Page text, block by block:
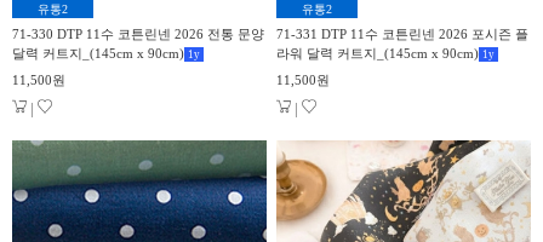
유통2
71-330 DTP 11수 코튼린넨 2026 전통 문양
달력 커트지_(145cm x 90cm) 1 y
11,500원
|
유통2
71-331 DTP 11수 코튼린넨 2026 포시즌 플
라워 달력 커트지_(145cm x 90cm) 1 y
11,500원
|